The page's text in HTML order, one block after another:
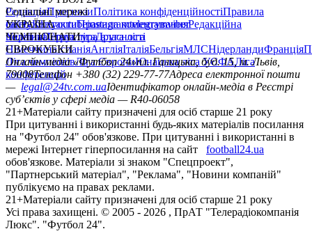
РедакціяПрогнозиПолітика конфіденційностіПравила
сайтуКонтактиПравила коментуванняРедакційна
політикаСтруктура власності
Соціальні мережі
facebookxyoutubeinstagramtelegramviber
УКРАЇНА
УкраїнаПерша лігаДруга ліга
ЧЕМПІОНАТИ
НімеччинаІспаніяАнгліяІталіяБельгіяМЛСНідерландиФранція
ЄВРОКУБКИ
Ліга чемпіонівЛіга ЄвропиЮнацька ліга УЄФАЛіга
конференцій
Онлайн-медіа «Футбол 24»пл. Галицька, буд. 15, м. Львів,
79008Телефон +380 (32) 229-77-77Адреса електронної пошти
— legal@24tv.com.uaІдентифікатор онлайн-медіа в Реєстрі
суб’єктів у сфері медіа — R40-06058
21+Матеріали сайту призначені для осіб старше 21 року
При цитуванні і використанні будь-яких матеріалів посилання
на "Футбол 24" обов'язкове. При цитуванні і використанні в
мережі Інтернет гіперпосилання на сайт
football24.ua
обов'язкове. Матеріали зі знаком "Спецпроект",
"Партнерський матеріал", "Реклама", "Новини компаній"
публікуємо на правах реклами.
21+Матеріали сайту призначені для осіб старше 21 року
Усi права захищенi. © 2005 - 2026 , ПрАТ "Телерадіокомпанія
Люкс". "Футбол 24".